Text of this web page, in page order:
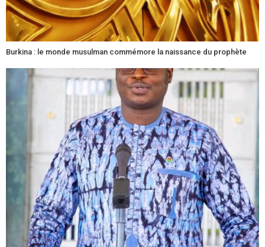
Burkina : le monde musulman commémore la naissance du prophète